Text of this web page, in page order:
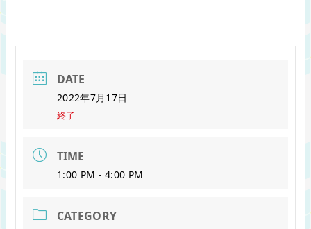
DATE
2022年7月17日
終了
TIME
1:00 PM - 4:00 PM
CATEGORY